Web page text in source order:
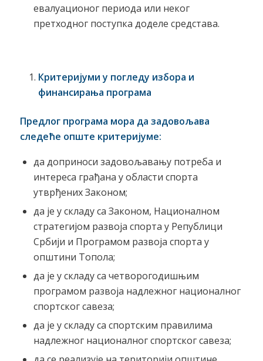
евалуационог периода или неког
претходног поступка доделе средстава.
Критеријуми у погледу избора и
финансирања програма
Предлог програма мора да задовољава
следеће опште критеријуме:
да доприноси задовољавању потреба и
интереса грађана у области спорта
утврђених Законом;
да је у складу са Законом, Националном
стратегијом развоја спорта у Републици
Србији и Програмом развоја спорта у
општини Топола;
да је у складу са четворогодишњим
програмом развоја надлежног националног
спортског савеза;
да је у складу са спортским правилима
надлежног националног спортског савеза;